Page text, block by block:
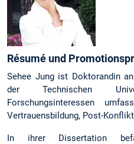
Résumé und
Sehee Jung ist Doktorandin
der Technischen
Forschungsinteressen
Vertrauensbildung, Post-
In ihrer Dissertation